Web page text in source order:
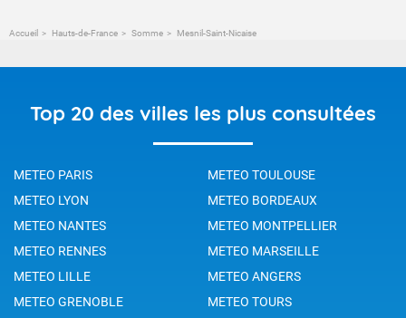
Accueil Hauts-de-France Somme Mesnil-Saint-Nicaise
Top 20 des villes les plus consultées
METEO PARIS
METEO TOULOUSE
METEO LYON
METEO BORDEAUX
METEO NANTES
METEO MONTPELLIER
METEO RENNES
METEO MARSEILLE
METEO LILLE
METEO ANGERS
METEO GRENOBLE
METEO TOURS